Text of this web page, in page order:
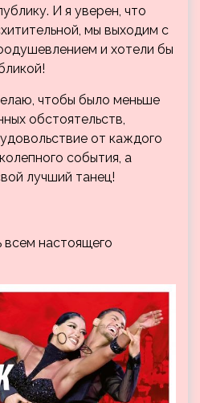
И я уверен, что
мы выходим с
и хотели бы
чтобы было меньше
обстоятельств,
от каждого
события, а
лучший танец!
настоящего